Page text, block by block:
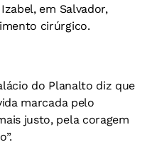
em Salvador,
cirúrgico.
do Planalto diz que
marcada pelo
justo, pela coragem